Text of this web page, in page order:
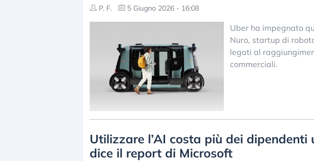
P. F. 5 Giugno 2026 - 16:08
Uber ha impegnato
Nuro, startup di
legati al
commerciali.
Utilizzare l’AI costa più dei dipendenti
dice il report di Microsoft